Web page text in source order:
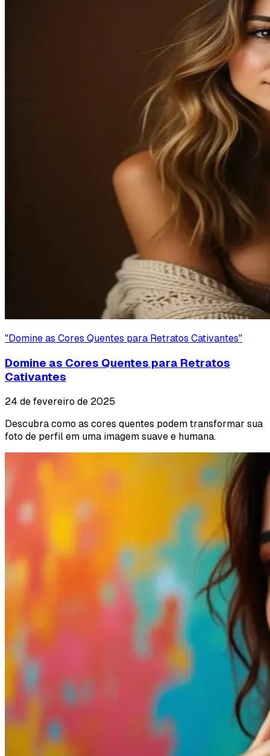
"Domine as Cores Quentes para Retratos Cativantes"
Domine as Cores Quentes para Retratos
Cativantes
24 de fevereiro de 2025
Descubra como as cores quentes podem transformar sua
foto de perfil em uma imagem suave e humana.